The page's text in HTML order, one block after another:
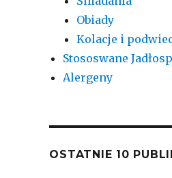
Obiady
Kolacje i
Stososwane
Alergeny
OSTATNIE 10